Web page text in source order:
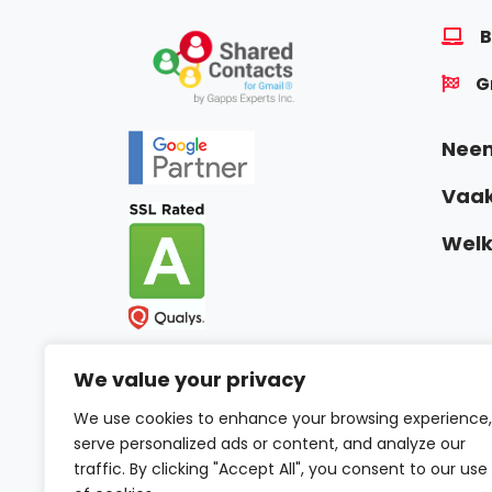
We value your privacy
We use cookies to enhance your browsing experience,
serve personalized ads or content, and analyze our
traffic. By clicking "Accept All", you consent to our use